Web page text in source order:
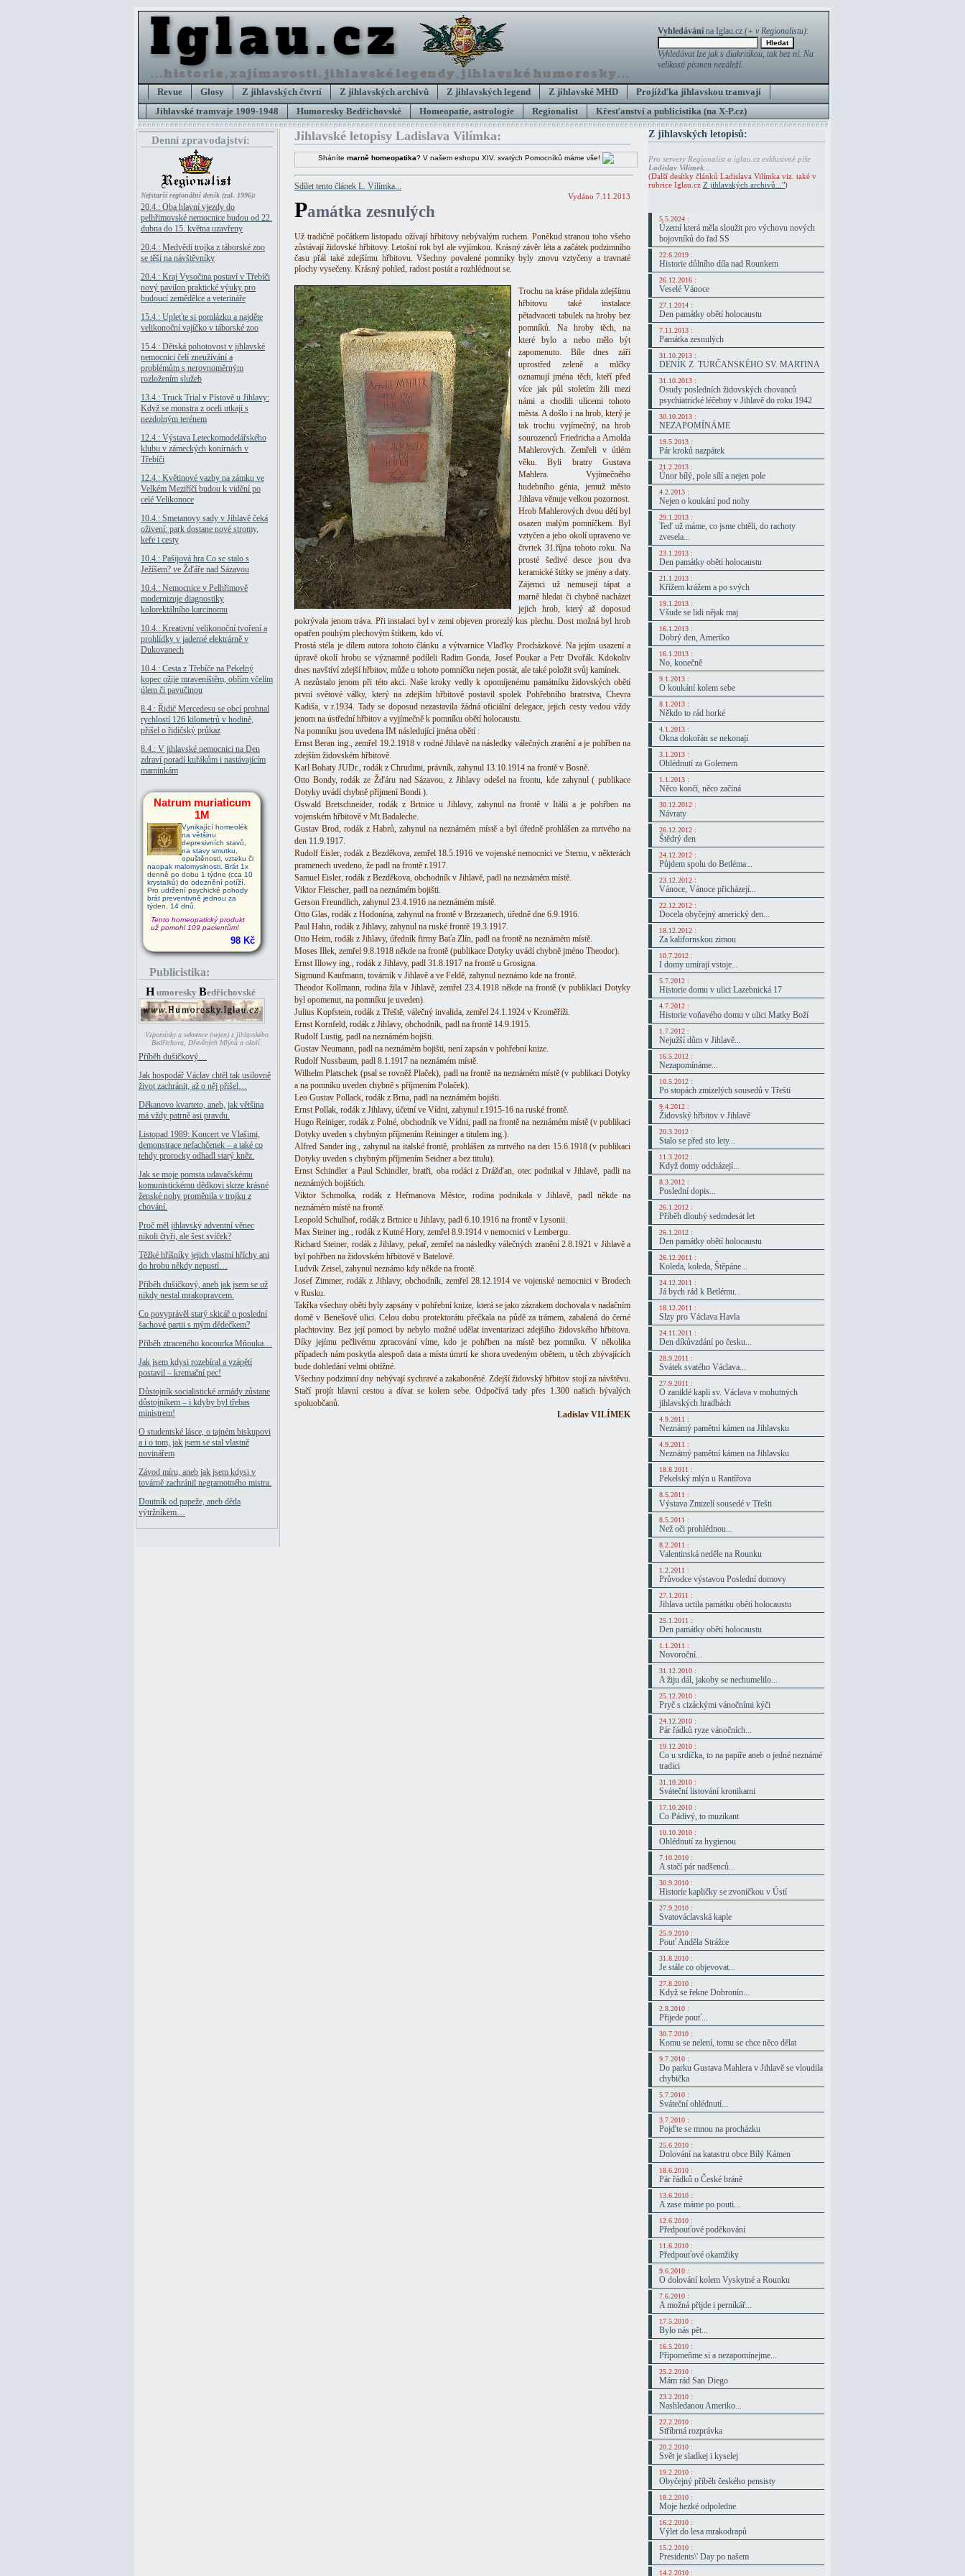
Vyhledávánína Iglau.cz (+ v Regionalistu):
Vyhledávat lze jak s diakritikou, tak bez ní. Na
velikosti písmen nezáleží.
Revue Glosy Z jihlavských čtvrtí Z jihlavských archivů Z jihlavských legend Z jihlavské MHD
Projížďka jihlavskou tramvají
Jihlavské tramvaje 1909-1948
Humoresky Bedřichovské Homeopatie, astrologie Regionalist Křesťanství a publicistika (na X-P.cz)
Denní zpravodajství:
Nejstarší regionální deník (zal. 1996):
20.4.: Oba hlavní vjezdy do
pelhřimovské nemocnice budou od 22.
dubna do 15. května uzavřeny
20.4.: Medvědí trojka z táborské zoo
se těší na návštěvníky
20.4.: Kraj Vysočina postaví v Třebíči
nový pavilon praktické výuky pro
budoucí zemědělce a veterináře
15.4.: Upleťte si pomlázku a najděte
velikonoční vajíčko v táborské zoo
15.4.: Dětská pohotovost v jihlavské
nemocnici čelí zneužívání a
problémům s nerovnoměrným
rozložením služeb
13.4.: Truck Trial v Pístově u Jihlavy:
Když se monstra z oceli utkají s
nezdolným terénem
12.4.: Výstava Leteckomodelářského
klubu v zámeckých konírnách v
Třebíči
12.4.: Květinové vazby na zámku ve
Velkém Meziříčí budou k vidění po
celé Velikonoce
10.4.: Smetanovy sady v Jihlavě čeká
oživení: park dostane nové stromy,
keře i cesty
10.4.: Pašijová hra Co se stalo s
Ježíšem? ve Žďáře nad Sázavou
10.4.: Nemocnice v Pelhřimově
modernizuje diagnostiky
kolorektálního karcinomu
10.4.: Kreativní velikonoční tvoření a
prohlídky v jaderné elektrárně v
Dukovanech
10.4.: Cesta z Třebíče na Pekelný
kopec ožije mraveništěm, obřím včelím
úlem či pavučinou
8.4.: Řidič Mercedesu se obcí prohnal
rychlostí 126 kilometrů v hodině,
přišel o řidičský průkaz
8.4.: V jihlavské nemocnici na Den
zdraví poradí kuřákům i nastávajícím
maminkám
Natrum muriaticum
1M
Vynikající homeolék
na většinu
depresivních stavů,
na stavy smutku,
opuštěnosti, vzteku či
naopak malomyslnosti. Brát 1x
denně po dobu 1 týdne (cca 10
krystalků) do odeznění potíží.
Pro udržení psychické pohody
brát preventivně jednou za
týden, 14 dnů.
Tento homeopatický produkt
už pomohl 109 pacientům!
98 Kč
Publicistika:
H umoresky Bedřichovské
Vzpomínky a sekvence (nejen) z jihlavského
Bedřichova, Dřevěných Mlýnů a okolí:
Příběh dušičkový…
Jak hospodář Václav chtěl tak usilovně
život zachránit, až o něj přišel…
Děkanovo kvarteto, aneb, jak většina
má vždy patrně asi pravdu.
Listopad 1989: Koncert ve Vlašimi,
demonstrace nefachčenek – a také co
tehdy prorocky odhadl starý kněz.
Jak se moje pomsta udavačskému
komunistickému dědkovi skrze krásné
ženské nohy proměnila v trojku z
chování.
Proč měl jihlavský adventní věnec
nikoli čtyři, ale šest svíček?
Těžké hříšníky jejich vlastní hříchy ani
do hrobu někdy nepustí…
Příběh dušičkový, aneb jak jsem se už
nikdy nestal mrakopravcem.
Co povyprávěl starý skicář o poslední
šachové partii s mým dědečkem?
Příběh ztraceného kocourka Mňouka…
Jak jsem kdysi rozebíral a vzápětí
postavil – kremační pec!
Důstojník socialistické armády zůstane
důstojníkem – i kdyby byl třebas
ministrem!
O studentské lásce, o tajném biskupovi
a i o tom, jak jsem se stal vlastně
novinářem
Závod míru, aneb jak jsem kdysi v
továrně zachránil negramotného mistra.
Doutník od papeže, aneb děda
výtržníkem…
Jihlavské letopisy Ladislava Vilímka:
Sháníte marně homeopatika? V našem eshopu XIV. svatých Pomocníků máme vše!
Sdílet tento článek L. Vílímka...
Vydáno 7.11.2013
Památka zesnulých
Už tradičně počátkem listopadu ožívají hřbitovy nebývalým ruchem. Poněkud stranou toho všeho
zůstávají židovské hřbitovy. Letošní rok byl ale vyjímkou. Krásný závěr léta a začátek podzimního
času přál také zdejšímu hřbitovu. Všechny povalené pomníky byly znovu vztyčeny a travnaté
plochy vysečeny. Krásný pohled, radost postát a rozhlédnout se.
Trochu na kráse přidala zdejšímu
hřbitovu také instalace
pětadvaceti tabulek na hroby bez
pomníků. Na hroby těch, na
které bylo a nebo mělo být
zapomenuto. Bíle dnes září
uprostřed zeleně a mlčky
oznamují jména těch, kteří před
více jak půl stoletím žili mezi
námi a chodili ulicemi tohoto
města. A došlo i na hrob, který je
tak trochu vyjímečný, na hrob
sourozenců Friedricha a Arnolda
Mahlerových. Zemřeli v útlém
věku. Byli bratry Gustava
Mahlera. Vyjímečného
hudebního génia, jemuž město
Jihlava věnuje velkou pozornost.
Hrob Mahlerových dvou dětí byl
osazen malým pomníčkem. Byl
vztyčen a jeho okolí upraveno ve
čtvrtek 31.října tohoto roku. Na
prosté šedivé desce jsou dva
keramické štítky se jmény a daty.
Zájemci už nemusejí tápat a
marně hledat či chybně nacházet
jejich hrob, který až doposud
pokrývala jenom tráva. Při instalaci byl v zemi objeven prorezlý kus plechu. Dost možná byl hrob
opatřen pouhým plechovým štítkem, kdo ví.
Prostá stéla je dílem autora tohoto článku a výtvarnice Vlaďky Procházkové. Na jejím usazení a
úpravě okolí hrobu se významně podíleli Radim Gonda, Josef Poukar a Petr Dvořák. Kdokoliv
dnes navštíví zdejší hřbitov, může u tohoto pomníčku nejen postát, ale také položit svůj kamínek.
A nezůstalo jenom při této akci. Naše kroky vedly k opomíjenému památníku židovských obětí
první světové války, který na zdejším hřbitově postavil spolek Pohřebního bratrstva, Chevra
Kadiša, v r.1934. Tady se doposud nezastavila žádná oficiální delegace, jejich cesty vedou vždy
jenom na ústřední hřbitov a vyjímečně k pomníku obětí holocaustu.
Na pomníku jsou uvedena IM následující jména obětí :
Ernst Beran ing., zemřel 19.2.1918 v rodné Jihlavě na následky válečných zranění a je pohřben na
zdejším židovském hřbitově.
Karl Bohaty JUDr., rodák z Chrudimi, právník, zahynul 13.10.1914 na frontě v Bosně.
Otto Bondy, rodák ze Žďáru nad Sázavou, z Jihlavy odešel na frontu, kde zahynul ( publikace
Dotyky uvádí chybně příjmení Bondi ).
Oswald Bretschneider, rodák z Brtnice u Jihlavy, zahynul na frontě v Itálii a je pohřben na
vojenském hřbitově v Mt.Badaleche.
Gustav Brod, rodák z Habrů, zahynul na neznámém místě a byl úředně prohlášen za mrtvého na
den 11.9.1917.
Rudolf Eisler, rodák z Bezděkova, zemřel 18.5.1916 ve vojenské nemocnici ve Sternu, v některách
pramenech uvedeno, že padl na frontě r.1917.
Samuel Eisler, rodák z Bezděkova, obchodník v Jihlavě, padl na neznámém místě.
Viktor Fleischer, padl na neznámém bojišti.
Gerson Freundlich, zahynul 23.4.1916 na neznámém místě.
Otto Glas, rodák z Hodonína, zahynul na frontě v Brzezanech, úředně dne 6.9.1916.
Paul Hahn, rodák z Jihlavy, zahynul na ruské frontě 19.3.1917.
Otto Heim, rodák z Jihlavy, úředník firmy Baťa Zlín, padl na frontě na neznámém místě.
Moses Illek, zemřel 9.8.1918 někde na frontě (publikace Dotyky uvádí chybně jméno Theodor).
Ernst Illowy ing., rodák z Jihlavy, padl 31.8.1917 na frontě u Grosigna.
Sigmund Kaufmann, továrník v Jihlavě a ve Feldě, zahynul neznámo kde na frontě.
Theodor Kollmann, rodina žila v Jihlavě, zemřel 23.4.1918 někde na frontě (v publiklaci Dotyky
byl opomenut, na pomníku je uveden).
Julius Kopfstein, rodák z Třeště, válečný invalida, zemřel 24.1.1924 v Kroměříži.
Ernst Kornfeld, rodák z Jihlavy, obchodník, padl na frontě 14.9.1915.
Rudolf Lustig, padl na neznámém bojišti.
Gustav Neumann, padl na neznámém bojišti, není zapsán v pohřební knize.
Rudolf Nussbaum, padl 8.1.1917 na neznámém místě.
Wilhelm Platschek (psal se rovněž Plaček), padl na frontě na neznámém místě (v publikaci Dotyky
a na pomníku uveden chybně s příjmením Polaček).
Leo Gustav Pollack, rodák z Brna, padl na neznámém bojišti.
Ernst Pollak, rodák z Jihlavy, účetní ve Vídni, zahynul r.1915-16 na ruské frontě.
Hugo Reiniger, rodák z Polné, obchodník ve Vídni, padl na frontě na neznámém místě (v publikaci
Dotyky uveden s chybným příjmením Reininger a titulem ing.).
Alfred Sander ing., zahynul na italské frontě, prohlášen za mrtvého na den 15.6.1918 (v publikaci
Dotyky uveden s chybným příjmením Seidner a bez titulu).
Ernst Schindler a Paul Schindler, bratři, oba rodáci z Drážďan, otec podnikal v Jihlavě, padli na
neznámých bojištích.
Viktor Schmolka, rodák z Heřmanova Městce, rodina podnikala v Jihlavě, padl někde na
neznámém místě na frontě.
Leopold Schulhof, rodák z Brtnice u Jihlavy, padl 6.10.1916 na frontě v Lysonii.
Max Steiner ing., rodák z Kutné Hory, zemřel 8.9.1914 v nemocnici v Lembergu.
Richard Steiner, rodák z Jihlavy, pekař, zemřel na následky válečných zranění 2.8.1921 v Jihlavě a
byl pohřben na židovském hřbitově v Batelově.
Ludvík Zeisel, zahynul neznámo kdy někde na frontě.
Josef Zimmer, rodák z Jihlavy, obchodník, zemřel 28.12.1914 ve vojenské nemocnici v Brodech
v Rusku.
Takřka všechny oběti byly zapsány v pohřební knize, která se jako zázrakem dochovala v nadačním
domě v Benešově ulici. Celou dobu protektorátu přečkala na půdě za trámem, zabalená do černé
plachtoviny. Bez její pomoci by nebylo možné udělat inventarizaci zdejšího židovského hřbitova.
Díky jejímu pečlivému zpracování víme, kdo je pohřben na místě bez pomníku. V několika
případech nám poskytla alespoň data a místa úmrtí ke shora uvedeným obětem, u těch zbývajících
bude dohledání velmi obtížné.
Všechny podzimní dny nebývají sychravé a zakaboněné. Zdejší židovský hřbitov stojí za návštěvu.
Stačí projít hlavní cestou a dívat se kolem sebe. Odpočívá tady přes 1.300 našich bývalých
spoluobčanů.
Ladislav VILÍMEK
Z jihlavských letopisů:
Pro servery Regionalist a iglau.cz exklusivně píše
Ladislav Vilímek
(Další desítky článků Ladislava Vilímka viz. také v
rubrice Iglau.cz Z jihlavských archivů...")
5.5.2024 :
Území která měla sloužit pro výchovu nových
bojovníků do řad SS
22.6.2019 :
Historie důlního díla nad Rounkem
26.12.2016 :
Veselé Vánoce
27.1.2014 :
Den památky obětí holocaustu
7.11.2013 :
Památka zesnulých
31.10.2013 :
DENÍK Z TURČANSKÉHO SV. MARTINA
31.10.2013 :
Osudy posledních židovských chovanců
psychiatrické léčebny v Jihlavě do roku 1942
30.10.2013 :
NEZAPOMÍNÁME
19.5.2013 :
Pár kroků nazpátek
21.2.2013 :
Únor bílý, pole sílí a nejen pole
4.2.2013 :
Nejen o koukání pod nohy
29.1.2013 :
Teď už máme, co jsme chtěli, do rachoty
zvesela...
23.1.2013 :
Den památky obětí holocaustu
21.1.2013 :
Křížem krážem a po svých
19.1.2013 :
Všude se lidi nějak maj
16.1.2013 :
Dobrý den, Ameriko
16.1.2013 :
No, konečně
9.1.2013 :
O koukání kolem sebe
8.1.2013 :
Někdo to rád horké
4.1.2013 :
Okna dokořán se nekonají
3.1.2013 :
Ohlédnutí za Golemem
1.1.2013 :
Něco končí, něco začíná
30.12.2012 :
Návraty
26.12.2012 :
Štědrý den
24.12.2012 :
Půjdem spolu do Betléma...
23.12.2012 :
Vánoce, Vánoce přicházejí...
22.12.2012 :
Docela obyčejný americký den...
18.12.2012 :
Za kalifornskou zimou
10.7.2012 :
I domy umírají vstoje...
5.7.2012 :
Historie domu v ulici Lazebnická 17
4.7.2012 :
Historie voňavého domu v ulici Matky Boží
1.7.2012 :
Nejužší dům v Jihlavě...
16.5.2012 :
Nezapomínáme...
10.5.2012 :
Po stopách zmizelých sousedů v Třešti
9.4.2012 :
Židovský hřbitov v Jihlavě
20.3.2012 :
Stalo se před sto lety...
11.3.2012 :
Když domy odcházejí...
8.3.2012 :
Poslední dopis...
26.1.2012 :
Příběh dlouhý sedmdesát let
26.1.2012 :
Den památky obětí holocaustu
26.12.2011 :
Koleda, koleda, Štěpáne...
24.12.2011 :
Já bych rád k Betlému...
18.12.2011 :
Slzy pro Václava Havla
24.11.2011 :
Den díkůvzdání po česku...
28.9.2011 :
Svátek svatého Václava...
27.9.2011 :
O zaniklé kapli sv. Václava v mohutných
jihlavských hradbách
4.9.2011 :
Neznámý pamětní kámen na Jihlavsku
4.9.2011 :
Neznámý pamětní kámen na Jihlavsku
18.8.2011 :
Pekelský mlýn u Rantířova
8.5.2011 :
Výstava Zmizelí sousedé v Třešti
8.5.2011 :
Než oči prohlédnou...
8.2.2011 :
Valentinská neděle na Rounku
1.2.2011 :
Průvodce výstavou Poslední domovy
27.1.2011 :
Jihlava uctila památku obětí holocaustu
25.1.2011 :
Den památky obětí holocaustu
1.1.2011 :
Novoroční...
31.12.2010 :
A žiju dál, jakoby se nechumelilo...
25.12.2010 :
Pryč s cizáckými vánočními kýči
24.12.2010 :
Pár řádků ryze vánočních...
19.12.2010 :
Co u srdíčka, to na papíře aneb o jedné neznámé
tradici
31.10.2010 :
Sváteční listování kronikami
17.10.2010 :
Co Pádivý, to muzikant
10.10.2010 :
Ohlédnutí za hygienou
7.10.2010 :
A stačí pár nadšenců...
30.9.2010 :
Historie kapličky se zvoničkou v Ústí
27.9.2010 :
Svatováclavská kaple
25.9.2010 :
Pouť Anděla Strážce
31.8.2010 :
Je stále co objevovat...
27.8.2010 :
Když se řekne Dobronín...
2.8.2010 :
Přijede pouť...
30.7.2010 :
Komu se nelení, tomu se chce něco dělat
9.7.2010 :
Do parku Gustava Mahlera v Jihlavě se vloudila
chybička
5.7.2010 :
Sváteční ohlédnutí...
3.7.2010 :
Pojďte se mnou na procházku
25.6.2010 :
Dolování na katastru obce Bílý Kámen
18.6.2010 :
Pár řádků o České bráně
13.6.2010 :
A zase máme po pouti...
12.6.2010 :
Předpouťové poděkování
11.6.2010 :
Předpouťové okamžiky
9.6.2010 :
O dolování kolem Vyskytné a Rounku
7.6.2010 :
A možná přijde i perníkář...
17.5.2010 :
Bylo nás pět...
16.5.2010 :
Připomeňme si a nezapomínejme...
25.2.2010 :
Mám rád San Diego
23.2.2010 :
Nashledanou Ameriko...
22.2.2010 :
Stříbrná rozprávka
20.2.2010 :
Svět je sladkej i kyselej
19.2.2010 :
Obyčejný příběh českého pensisty
18.2.2010 :
Moje hezké odpoledne
16.2.2010 :
Výlet do lesa mrakodrapů
15.2.2010 :
Presidents\' Day po našem
14.2.2010 :